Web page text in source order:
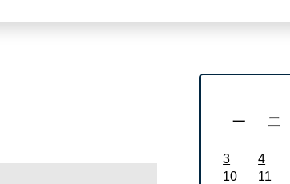
一
二
3
4
10
11